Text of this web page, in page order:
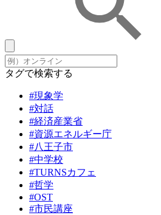
タグで検索する
#現象学
#対話
#経済産業省
#資源エネルギー庁
#八王子市
#中学校
#TURNSカフェ
#哲学
#OST
#市民講座